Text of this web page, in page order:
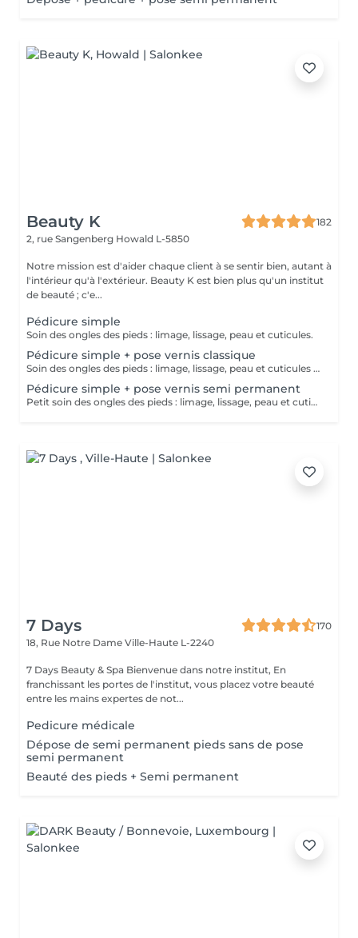
Beauty K
182
2, rue Sangenberg Howald L-5850
Notre mission est d'aider chaque client à se sentir bien, autant à
l'intérieur qu'à l'extérieur. Beauty K est bien plus qu'un institut
de beauté ; c'e...
Pédicure simple
Soin des ongles des pieds : limage, lissage, peau et cuticules.
Pédicure simple + pose vernis classique
Soin des ongles des pieds : limage, lissage, peau et cuticules + pose vernis classique
Pédicure simple + pose vernis semi permanent
Petit soin des ongles des pieds : limage, lissage, peau et cuticules + Pose & (dépose si besoin) d'un vernis semi-permanent
7 Days
170
18, Rue Notre Dame Ville-Haute L-2240
7 Days Beauty & Spa Bienvenue dans notre institut, En
franchissant les portes de l'institut, vous placez votre beauté
entre les mains expertes de not...
Pedicure médicale
Dépose de semi permanent pieds sans de pose
semi permanent
Beauté des pieds + Semi permanent